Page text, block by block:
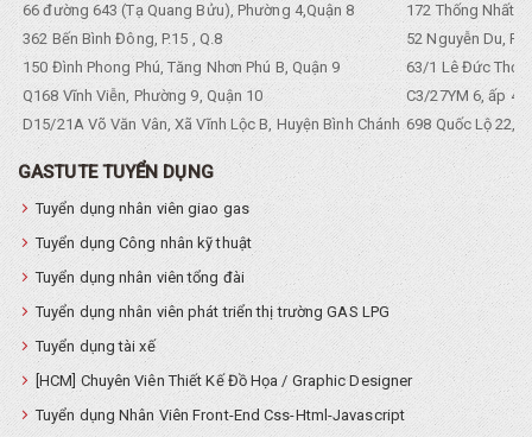
66 đường 643 (Tạ Quang Bửu), Phường 4,Quận 8
172 Thống Nhất.
362 Bến Bình Đông, P.15 , Q.8
52 Nguyễn Du,
150 Đình Phong Phú, Tăng Nhơn Phú B, Quận 9
63/1 Lê Đức Thọ,
Q168 Vĩnh Viễn, Phường 9, Quận 10
C3/27YM 6, ấp 4,
D15/21A Võ Văn Vân, Xã Vĩnh Lộc B, Huyện Bình Chánh 698 Quốc Lộ 22,
GASTUTE TUYỂN DỤNG
Tuyển dụng nhân viên giao gas
Tuyển dụng Công nhân kỹ thuật
Tuyển dụng nhân viên tổng đài
Tuyển dụng nhân viên phát triển thị trường GAS LPG
Tuyển dụng tài xế
[HCM] Chuyên Viên Thiết Kế Đồ Họa / Graphic Designer
Tuyển dụng Nhân Viên Front-End Css-Html-Javascript